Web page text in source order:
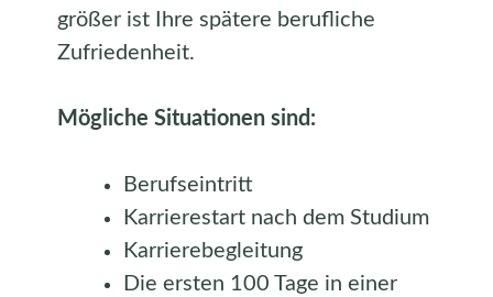
größer ist Ihre spätere berufliche
Zufriedenheit.
Mögliche Situationen sind:
Berufseintritt
Karrierestart nach dem Studium
Karrierebegleitung
Die ersten 100 Tage in einer